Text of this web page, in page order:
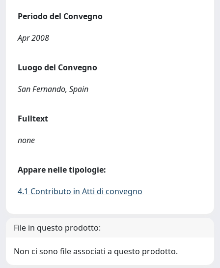
Periodo del Convegno
Apr 2008
Luogo del Convegno
San Fernando, Spain
Fulltext
none
Appare nelle tipologie:
4.1 Contributo in Atti di convegno
File in questo prodotto:
Non ci sono file associati a questo prodotto.